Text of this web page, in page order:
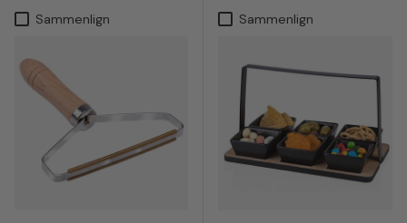
Sammenlign Sammenlign